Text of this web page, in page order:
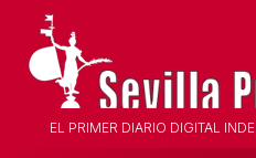
EL PRIMER DIARIO DIGITAL